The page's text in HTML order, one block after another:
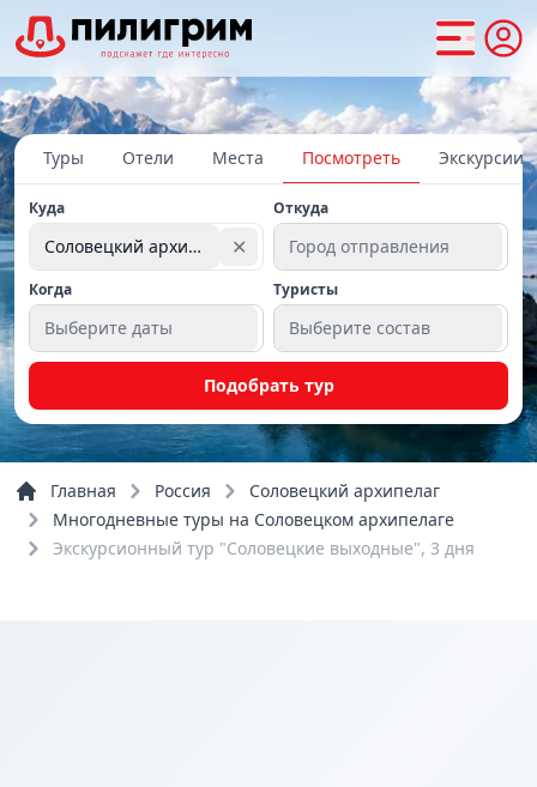
Туры Отели Места Посмотреть Экскурсии
Куда
Соловецкий архипелаг✕
Откуда
Город отправления
Когда
Выберите даты
Туристы
Выберите состав
Подобрать тур
Главная Россия
Соловецкий архипелаг
Многодневные туры на Соловецком архипелаге
Экскурсионный тур "Соловецкие выходные", 3 дня